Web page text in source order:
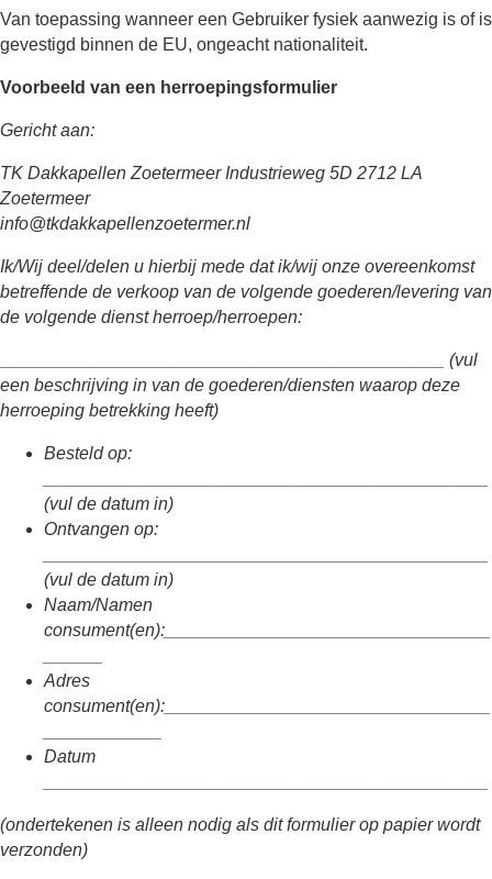
Van toepassing wanneer een Gebruiker fysiek aanwezig is of is
gevestigd binnen de EU, ongeacht nationaliteit.
Voorbeeld van een herroepingsformulier
Gericht aan:
TK Dakkapellen Zoetermeer Industrieweg 5D 2712 LA
Zoetermeer
info@tkdakkapellenzoetermer.nl
Ik/Wij deel/delen u hierbij mede dat ik/wij onze overeenkomst
betreffende de verkoop van de volgende goederen/levering van
de volgende dienst herroep/herroepen:
_____________________________________________ (vul
een beschrijving in van de goederen/diensten waarop deze
herroeping betrekking heeft)
Besteld op:
(vul de datum in)
Ontvangen op:
(vul de datum in)
Naam/Namen
consument(en):_________________________________
Adres
consument(en):_________________________________
Datum
(ondertekenen is alleen nodig als dit formulier op papier wordt
verzonden)